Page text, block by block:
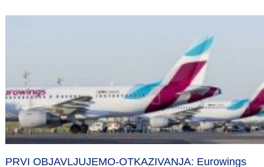
PRVI OBJAVLJUJEMO-OTKAZIVANJA: Eurowings